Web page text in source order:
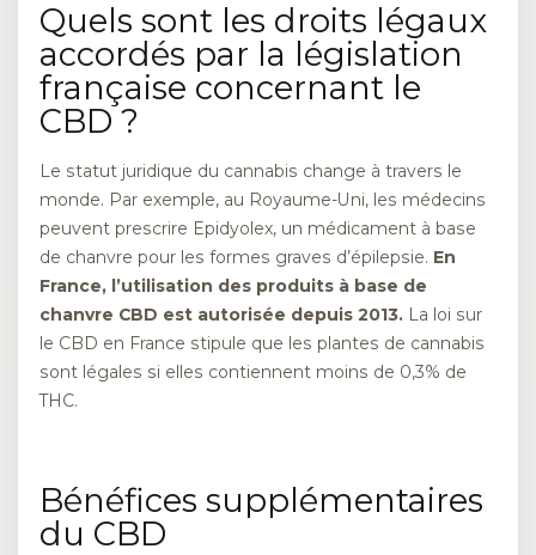
Quels sont les droits légaux
accordés par la législation
française concernant le
CBD ?
Le statut juridique du cannabis change à travers le
monde. Par exemple, au Royaume-Uni, les médecins
peuvent prescrire Epidyolex, un médicament à base
de chanvre pour les formes graves d’épilepsie. En
France, l’utilisation des produits à base de
chanvre CBD est autorisée depuis 2013. La loi sur
le CBD en France stipule que les plantes de cannabis
sont légales si elles contiennent moins de 0,3% de
THC.
Bénéfices supplémentaires
du CBD